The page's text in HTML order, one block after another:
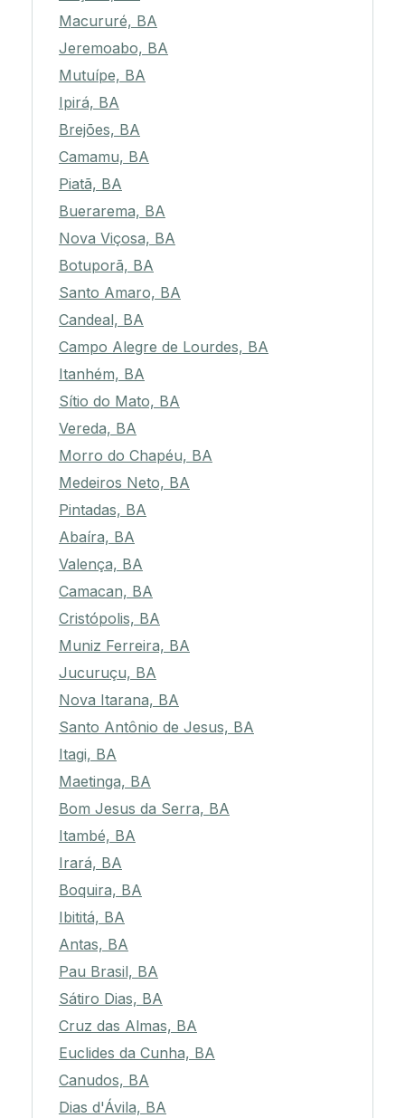
Macururé, BA
Jeremoabo, BA
Mutuípe, BA
Ipirá, BA
Brejões, BA
Camamu, BA
Piatã, BA
Buerarema, BA
Nova Viçosa, BA
Botuporã, BA
Santo Amaro, BA
Candeal, BA
Campo Alegre de Lourdes, BA
Itanhém, BA
Sítio do Mato, BA
Vereda, BA
Morro do Chapéu, BA
Medeiros Neto, BA
Pintadas, BA
Abaíra, BA
Valença, BA
Camacan, BA
Cristópolis, BA
Muniz Ferreira, BA
Jucuruçu, BA
Nova Itarana, BA
Santo Antônio de Jesus, BA
Itagi, BA
Maetinga, BA
Bom Jesus da Serra, BA
Itambé, BA
Irará, BA
Boquira, BA
Ibititá, BA
Antas, BA
Pau Brasil, BA
Sátiro Dias, BA
Cruz das Almas, BA
Euclides da Cunha, BA
Canudos, BA
Dias d'Ávila, BA